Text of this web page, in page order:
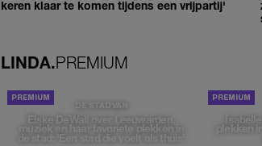
keren klaar te komen tijdens een vrijpartij'
LINDA.PREMIUM
DE STAD VAN
Elske DeWall over Leeuwarden,
muziek en haar favoriete plekken in
de stad: 'Een stad die voelt als thuis'
plekken